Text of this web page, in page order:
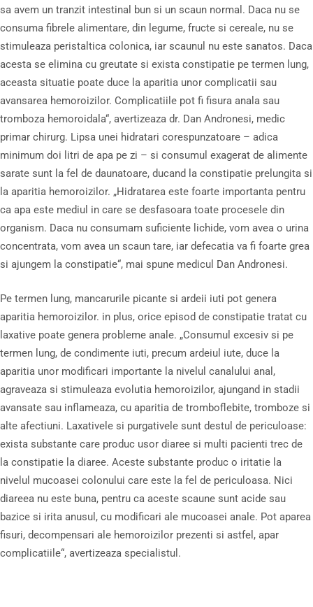
sa avem un tranzit intestinal bun si un scaun normal. Daca nu se
consuma fibrele alimentare, din legume, fructe si cereale, nu se
stimuleaza peristaltica colonica, iar scaunul nu este sanatos. Daca
acesta se elimina cu greutate si exista constipatie pe termen lung,
aceasta situatie poate duce la aparitia unor complicatii sau
avansarea hemoroizilor. Complicatiile pot fi fisura anala sau
tromboza hemoroidala“, avertizeaza dr. Dan Andronesi, medic
primar chirurg. Lipsa unei hidratari corespunzatoare – adica
minimum doi litri de apa pe zi – si consumul exagerat de alimente
sarate sunt la fel de daunatoare, ducand la constipatie prelungita si
la aparitia hemoroizilor. „Hidratarea este foarte importanta pentru
ca apa este mediul in care se desfasoara toate procesele din
organism. Daca nu consumam suficiente lichide, vom avea o urina
concentrata, vom avea un scaun tare, iar defecatia va fi foarte grea
si ajungem la constipatie“, mai spune medicul Dan Andronesi.
Pe termen lung, mancarurile picante si ardeii iuti pot genera
aparitia hemoroizilor. in plus, orice episod de constipatie tratat cu
laxative poate genera probleme anale. „Consumul excesiv si pe
termen lung, de condimente iuti, precum ardeiul iute, duce la
aparitia unor modificari importante la nivelul canalului anal,
agraveaza si stimuleaza evolutia hemoroizilor, ajungand in stadii
avansate sau inflameaza, cu aparitia de tromboflebite, tromboze si
alte afectiuni. Laxativele si purgativele sunt destul de periculoase:
exista substante care produc usor diaree si multi pacienti trec de
la constipatie la diaree. Aceste substante produc o iritatie la
nivelul mucoasei colonului care este la fel de periculoasa. Nici
diareea nu este buna, pentru ca aceste scaune sunt acide sau
bazice si irita anusul, cu modificari ale mucoasei anale. Pot aparea
fisuri, decompensari ale hemoroizilor prezenti si astfel, apar
complicatiile“, avertizeaza specialistul.